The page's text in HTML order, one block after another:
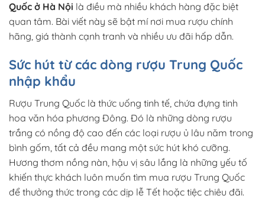
Quốc ở Hà Nội là điều mà nhiều khách hàng đặc biệt
quan tâm. Bài viết này sẽ bật mí nơi mua rượu chính
hãng, giá thành cạnh tranh và nhiều ưu đãi hấp dẫn.
Sức hút từ các dòng rượu Trung Quốc
nhập khẩu
Rượu Trung Quốc là thức uống tinh tế, chứa đựng tinh
hoa văn hóa phương Đông. Đó là những dòng rượu
trắng có nồng độ cao đến các loại rượu ủ lâu năm trong
bình gốm, tất cả đều mang một sức hút khó cưỡng.
Hương thơm nồng nàn, hậu vị sâu lắng là những yếu tố
khiến thực khách luôn muốn tìm mua rượu Trung Quốc
để thưởng thức trong các dịp lễ Tết hoặc tiệc chiêu đãi.